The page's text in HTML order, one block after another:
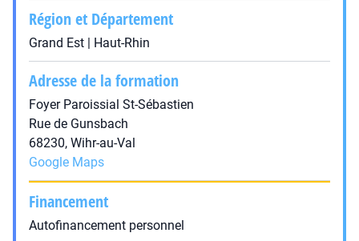
Région et Département
Grand Est | Haut-Rhin
Adresse de la formation
Foyer Paroissial St-Sébastien
Rue de Gunsbach
68230, Wihr-au-Val
Google Maps
Financement
Autofinancement personnel